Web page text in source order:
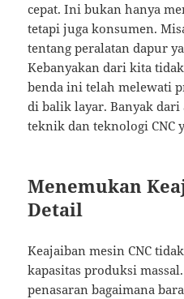
cepat. Ini bukan hanya
tetapi juga konsumen.
tentang peralatan dapur
Kebanyakan dari kita
benda ini telah melewati
di balik layar. Banyak
teknik dan teknologi CNC
Menemukan
Detail
Keajaiban mesin CNC
kapasitas produksi
penasaran bagaimana